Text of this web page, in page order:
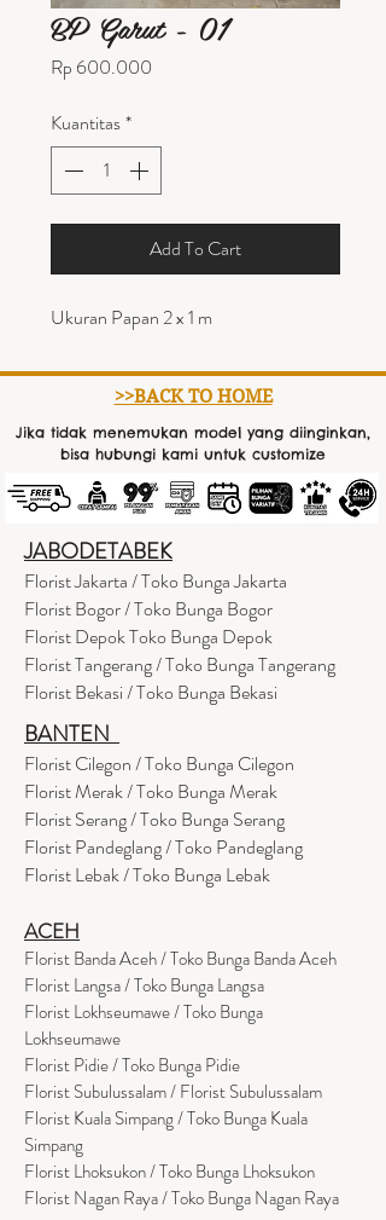
BP Garut - 01
Rp 600.000
Kuantitas*
Add To Cart
Ukuran Papan 2 x 1 m
>>BACK TO HOME
Jika tidak menemukan model yang diinginkan,
bisa hubungi kami untuk customize
JABODETABEK
Florist Jakarta / Toko Bunga Jakarta
Florist Bogor / Toko Bunga Bogor
Florist Depok Toko Bunga Depok
Florist Tangerang / Toko Bunga Tangerang
Florist Bekasi / Toko Bunga Bekasi
BANTEN
Florist Cilegon / Toko Bunga Cilegon
Florist Merak / Toko Bunga Merak
Florist Serang / Toko Bunga Serang
Florist Pandeglang / Toko Pandeglang
Florist Lebak / Toko Bunga Lebak
ACEH
Florist Banda Aceh / Toko Bunga Banda Aceh
Florist Langsa / Toko Bunga Langsa
Florist Lokhseumawe / Toko Bunga
Lokhseumawe
Florist Pidie / Toko Bunga Pidie
Florist Subulussalam / Florist Subulussalam
Florist Kuala Simpang / Toko Bunga Kuala
Simpang
Florist Lhoksukon / Toko Bunga Lhoksukon
Florist Nagan Raya / Toko Bunga Nagan Raya